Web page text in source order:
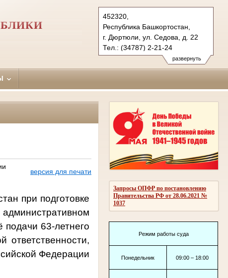
развернуть
452320,
Республика Башкортостан,
г. Дюртюли, ул. Седова, д. 22
Тел.: (34787) 2-21-24
diurtiulinsky.bkr@sudrf.ru
показать на карте
Запросы ОПФР по постановлению
Правительства РФ от 28.06.2021 №
1037
Режим работы суда
Понедельник 09:00 – 18:00
версия для печати
при подготовке
63-летнего
ответственности,
Федерации